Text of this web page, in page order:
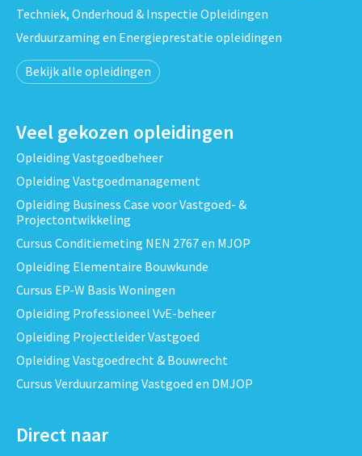
Techniek, Onderhoud & Inspectie Opleidingen
Verduurzaming en Energieprestatie opleidingen
Bekijk alle opleidingen
Veel gekozen opleidingen
Opleiding Vastgoedbeheer
Opleiding Vastgoedmanagement
Opleiding Business Case voor Vastgoed- &
Projectontwikkeling
Cursus Conditiemeting NEN 2767 en MJOP
Opleiding Elementaire Bouwkunde
Cursus EP-W Basis Woningen
Opleiding Professioneel VvE-beheer
Opleiding Projectleider Vastgoed
Opleiding Vastgoedrecht & Bouwrecht
Cursus Verduurzaming Vastgoed en DMJOP
Direct naar